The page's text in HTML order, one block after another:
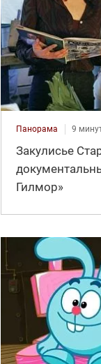
Панорама 9
Закулисье
Гилмор»